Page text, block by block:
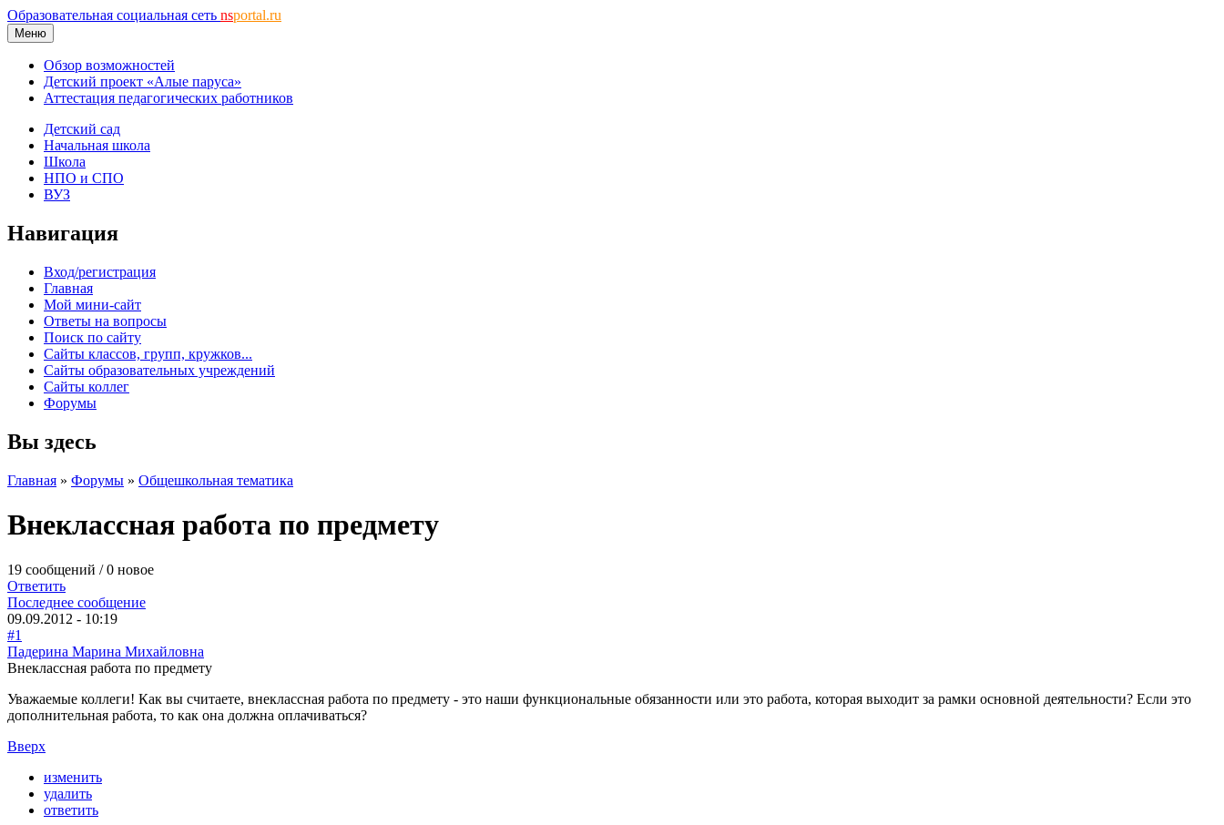
Образовательная социальная сеть nsportal.ru
Меню
Обзор возможностей
Детский проект «Алые паруса»
Аттестация педагогических работников
Детский сад
Начальная школа
Школа
НПО и СПО
ВУЗ
Навигация
Вход/регистрация
Главная
Мой мини-сайт
Ответы на вопросы
Поиск по сайту
Сайты классов, групп, кружков...
Сайты образовательных учреждений
Сайты коллег
Форумы
Вы здесь
Главная » Форумы » Общешкольная тематика
Внеклассная работа по предмету
19 сообщений / 0 новое
Ответить
Последнее сообщение
09.09.2012 - 10:19
#1
Падерина Марина Михайловна
Внеклассная работа по предмету
Уважаемые коллеги! Как вы считаете, внеклассная работа по предмету - это наши функциональные обязанности или это работа, которая выходит за рамки основной деятельности? Если это
дополнительная работа, то как она должна оплачиваться?
Вверх
изменить
удалить
ответить